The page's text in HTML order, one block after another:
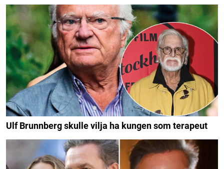
Ulf Brunnberg skulle vilja ha kungen som terapeut